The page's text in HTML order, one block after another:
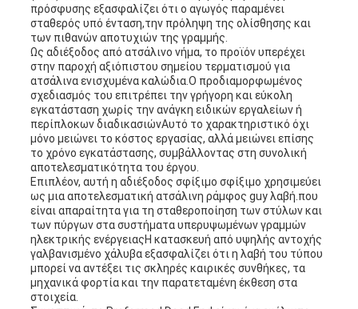
πρόσφυσης εξασφαλίζει ότι ο αγωγός παραμένει
σταθερός υπό ένταση,την πρόληψη της ολίσθησης και
των πιθανών αποτυχιών της γραμμής.
Ως αδιέξοδος από ατσάλινο νήμα, το προϊόν υπερέχει
στην παροχή αξιόπιστου σημείου τερματισμού για
ατσάλινα ενισχυμένα καλώδια.Ο προδιαμορφωμένος
σχεδιασμός του επιτρέπει την γρήγορη και εύκολη
εγκατάσταση χωρίς την ανάγκη ειδικών εργαλείων ή
περίπλοκων διαδικασιώνΑυτό το χαρακτηριστικό όχι
μόνο μειώνει το κόστος εργασίας, αλλά μειώνει επίσης
το χρόνο εγκατάστασης, συμβάλλοντας στη συνολική
αποτελεσματικότητα του έργου.
Επιπλέον, αυτή η αδιέξοδος σφίξιμο σφίξιμο χρησιμεύει
ως μια αποτελεσματική ατσάλινη ράμφος guy λαβή.που
είναι απαραίτητα για τη σταθεροποίηση των στύλων και
των πύργων στα συστήματα υπερυψωμένων γραμμών
ηλεκτρικής ενέργειαςΗ κατασκευή από υψηλής αντοχής
γαλβανισμένο χάλυβα εξασφαλίζει ότι η λαβή του τύπου
μπορεί να αντέξει τις σκληρές καιρικές συνθήκες, τα
μηχανικά φορτία και την παρατεταμένη έκθεση στα
στοιχεία.